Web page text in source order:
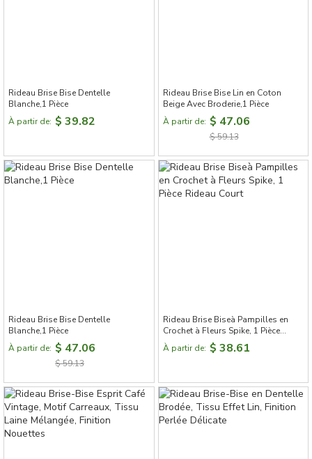
Rideau Brise Bise Dentelle
Blanche,1 Pièce
À partir de: $ 39.82
Rideau Brise Bise Lin en Coton
Beige Avec Broderie,1 Pièce
À partir de: $ 47.06
$ 59.13
Rideau Brise Bise Dentelle
Blanche,1 Pièce
À partir de: $ 47.06
$ 59.13
Rideau Brise Biseà Pampilles en
Crochet à Fleurs Spike, 1 Pièce
Rideau Court
À partir de: $ 38.61